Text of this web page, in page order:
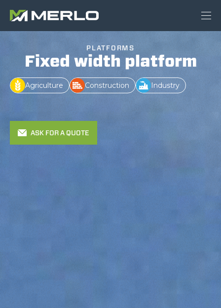
PLATFORMS
Fixed width platform
Agriculture Construction Industry
ASK FOR A QUOTE